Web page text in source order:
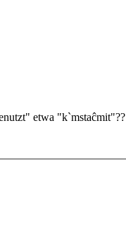
etwa "k`mstaĉmit"??